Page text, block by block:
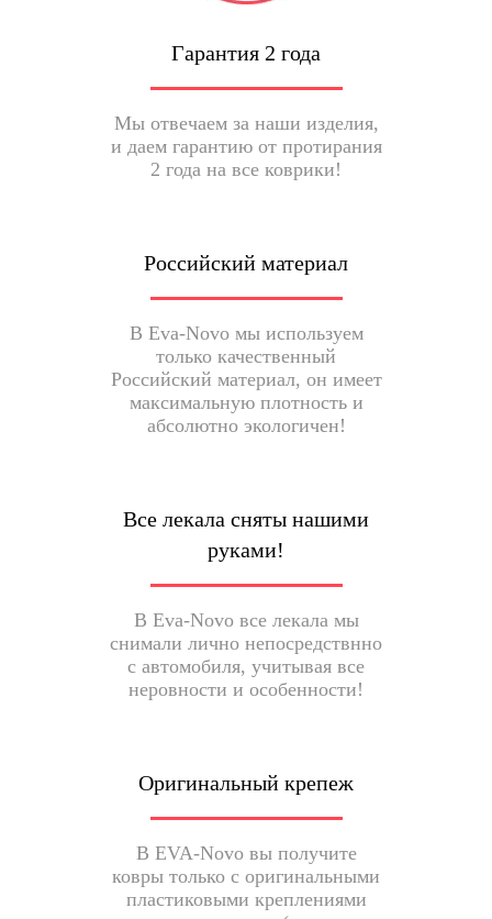
Гарантия 2 года
Мы отвечаем за наши изделия,
и даем гарантию от протирания
2 года на все коврики!
Российский материал
В Eva-Novo мы используем
только качественный
Российский материал, он имеет
максимальную плотность и
абсолютно экологичен!
Все лекала сняты нашими
руками!
В Eva-Novo все лекала мы
снимали лично непосредствнно
с автомобиля, учитывая все
неровности и особенности!
Оригинальный крепеж
В EVA-Novo вы получите
ковры только с оригинальными
пластиковыми креплениями